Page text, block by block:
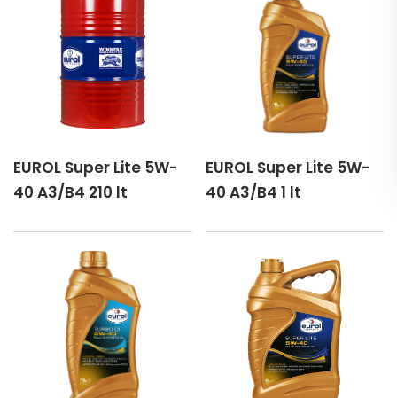
EUROL Super Lite 5W-
40 A3/B4 210 lt
EUROL Super Lite 5W-
40 A3/B4 1 lt